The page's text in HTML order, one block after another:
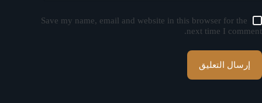
Save my name, email and website in this browser for the
next time I comment.
إرسال التعليق